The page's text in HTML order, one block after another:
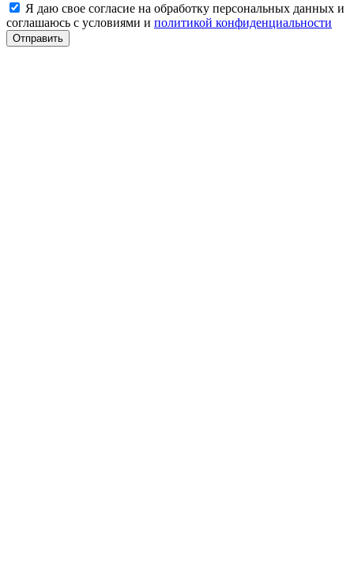
Я даю свое согласие на обработку персональных данных и
соглашаюсь с условиями и политикой конфиденциальности
Отправить